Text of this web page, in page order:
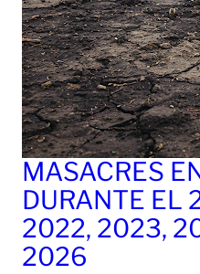
MASACRES
DURANTE EL
2022, 2023,
2026